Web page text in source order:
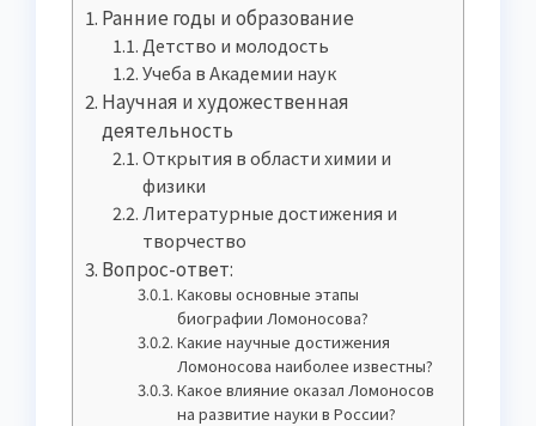
Ранние годы и образование
Детство и молодость
Учеба в Академии наук
Научная и художественная
деятельность
Открытия в области химии и
физики
Литературные достижения и
творчество
Вопрос-ответ:
Каковы основные этапы
биографии Ломоносова?
Какие научные достижения
Ломоносова наиболее известны?
Какое влияние оказал Ломоносов
на развитие науки в России?